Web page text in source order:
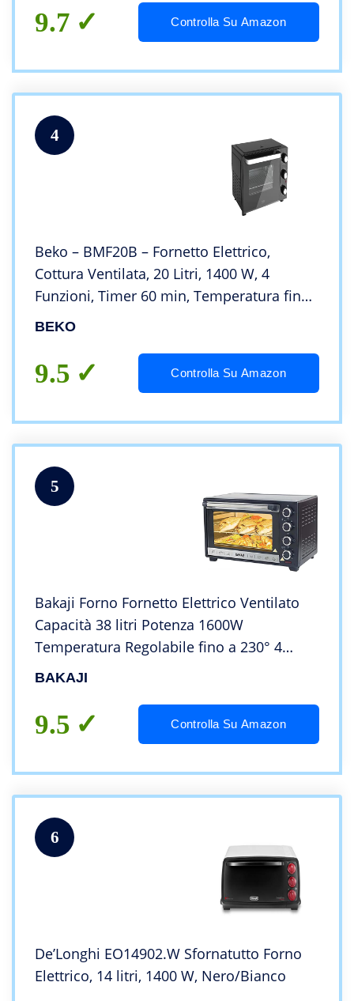
9.7 Controlla Su Amazon
4
Beko – BMF20B – Fornetto Elettrico,
Cottura Ventilata, 20 Litri, 1400 W, 4
Funzioni, Timer 60 min, Temperatura fino
a 230° – Nero, 44,5 x 30,7 x 36,5 cm, 9 kg
BEKO
9.5 Controlla Su Amazon
5
Bakaji Forno Fornetto Elettrico Ventilato
Capacità 38 litri Potenza 1600W
Temperatura Regolabile fino a 230° 4
Funzioni Elenti Riscaldanti in Acciaio con
BAKAJI
9.5 Controlla Su Amazon
6
De’Longhi EO14902.W Sfornatutto Forno
Elettrico, 14 litri, 1400 W, Nero/Bianco